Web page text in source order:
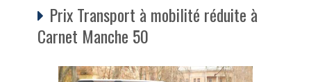
Prix Transport à mobilité réduite à
Carnet Manche 50